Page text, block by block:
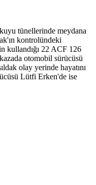
tünellerinde meydana
kontrolündeki
kullandığı 22 ACF 126
kazada otomobil sürücüsü
olay yerinde hayatını
Lütfi Erken'de ise